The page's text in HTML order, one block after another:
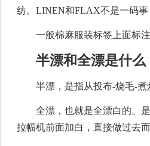
纺。LINEN和FLAX不是一码
一般棉麻服装标签上面标
半漂和全漂是什么
半漂，是指从投布-烧毛-
全漂，也就是全漂白的。
拉幅机前面加白，直接做过去